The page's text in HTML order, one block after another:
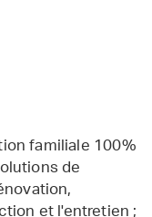
familiale 100%
de
et l'entretien ;